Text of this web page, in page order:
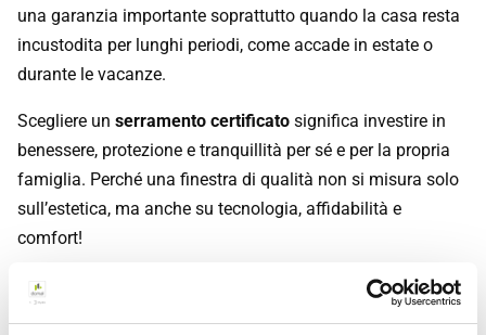
una garanzia importante soprattutto quando la casa resta
incustodita per lunghi periodi, come accade in estate o
durante le vacanze.
Scegliere un serramento certificato significa investire in
benessere, protezione e tranquillità per sé e per la propria
famiglia. Perché una finestra di qualità non si misura solo
sull’estetica, ma anche su tecnologia, affidabilità e
comfort!
Affidati al Maestro Serramentista Domal più vicino a teper
trasformare ogni ambiente in uno spazio di design, sicuro